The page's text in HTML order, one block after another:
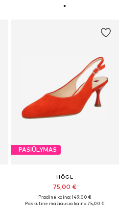
PASIŪLYMAS
HÖGL
75,00 €
Pradinė kaina: 149,00 €
Paskutinė mažiausia kaina:75,00 €